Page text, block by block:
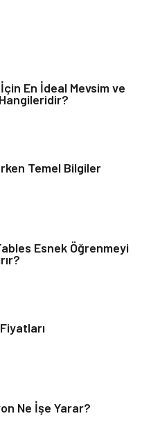
& Eğlence
Rehberi
& Çocuk
sağlığı
En İdeal Mevsim ve
Temel Bilgiler
Esnek Öğrenmeyi
Ne İşe Yarar?